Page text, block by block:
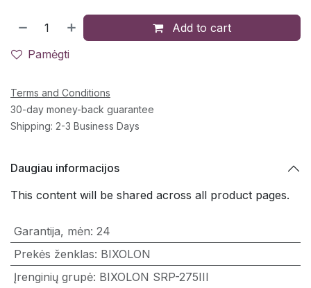
Add to cart
Pamėgti
Terms and Conditions
30-day money-back guarantee
Shipping: 2-3 Business Days
Daugiau informacijos
This content will be shared across all product pages.
Garantija, mėn: 24
Prekės ženklas: BIXOLON
Įrenginių grupė: BIXOLON SRP-275III